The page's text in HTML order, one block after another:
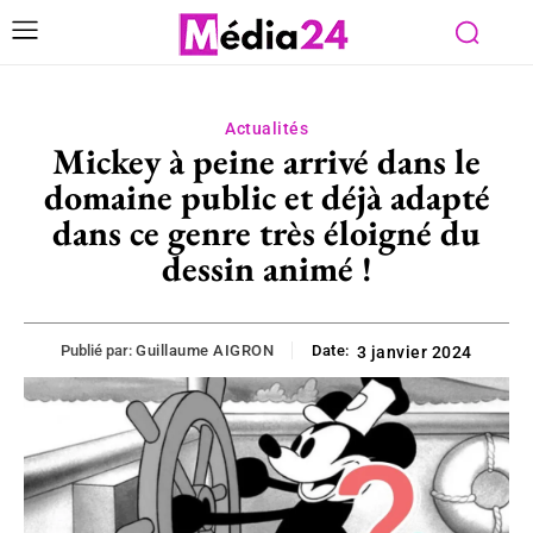
Actualités
Mickey à peine arrivé dans le
domaine public et déjà adapté
dans ce genre très éloigné du
dessin animé !
Publié par: Guillaume AIGRON Date: 3 janvier 2024